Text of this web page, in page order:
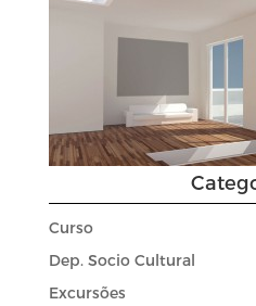
Curso
Dep. Socio Cultural
Excursões